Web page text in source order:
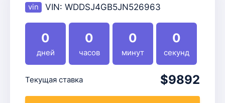
VIN: WDDSJ4GB5JN526963
0
дней
0
часов
0
минут
0
секунд
Текущая ставка $9892